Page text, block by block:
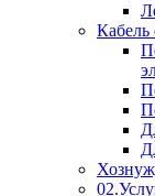
Кабель